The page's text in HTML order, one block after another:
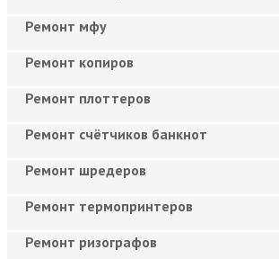
Ремонт мфу
Ремонт копиров
Ремонт плоттеров
Ремонт счётчиков банкнот
Ремонт шредеров
Ремонт термопринтеров
Ремонт ризографов